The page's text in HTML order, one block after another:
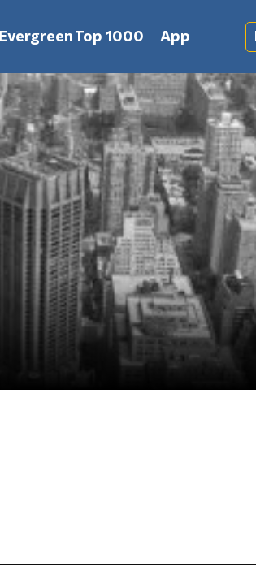
Evergreen Top 1000 App